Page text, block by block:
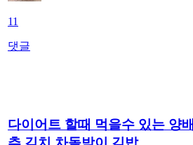
11
댓글
다이어트 할때 먹을수 있는 양배